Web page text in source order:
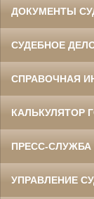
ДОКУМЕНТЫ
СУДЕБНОЕ
СПРАВОЧНАЯ
КАЛЬКУЛЯТОР
ПРЕСС-СЛУЖБА
УПРАВЛЕНИЕ